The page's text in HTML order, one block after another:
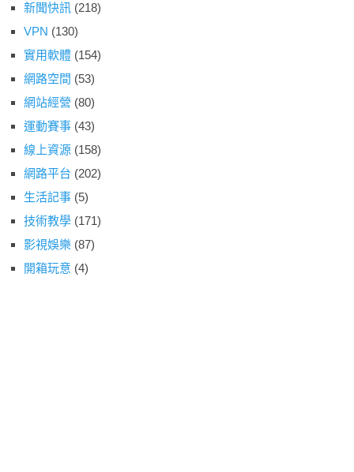
新聞快訊 (218)
VPN (130)
實用軟體 (154)
網路空間 (53)
網站經營 (80)
運動賽事 (43)
線上資源 (158)
網路平台 (202)
生活記事 (5)
技術教學 (171)
影視娛樂 (87)
開箱玩意 (4)